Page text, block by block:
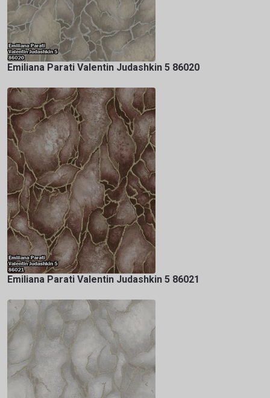
Emiliana Parati Valentin Judashkin 5 86020
Emiliana Parati Valentin Judashkin 5 86021